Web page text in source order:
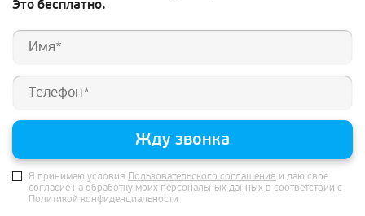
Это бесплатно.
Жду звонка
Я принимаю условия Пользовательского соглашения и даю свое
согласие на обработку моих персональных данных в соответствии с
Политикой конфиденциальности